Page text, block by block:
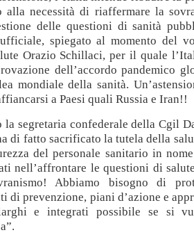
alla necessità di riaffermare la
delle questioni di sanità
spiegato al momento del
Orazio Schillaci, per il quale
dell’accordo pandemico
mondiale della sanità.
a Paesi quali Russia e Iran!!
la segretaria confederale della Cgil
di fatto sacrificato la tutela della
del personale sanitario in
nell’affrontare le questioni di
Abbiamo bisogno di
di prevenzione, piani d’azione e
e integrati possibile se si